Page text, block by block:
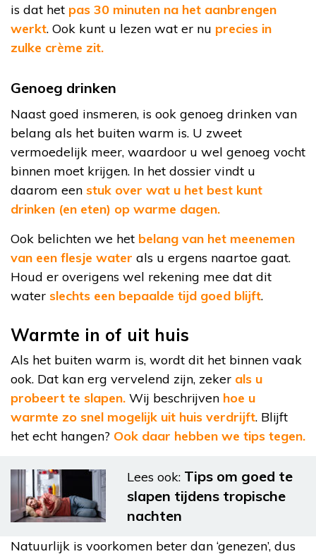
is dat het pas 30 minuten na het aanbrengen
werkt. Ook kunt u lezen wat er nu precies in
zulke crème zit.
Genoeg drinken
Naast goed insmeren, is ook genoeg drinken van
belang als het buiten warm is. U zweet
vermoedelijk meer, waardoor u wel genoeg vocht
binnen moet krijgen. In het dossier vindt u
daarom een stuk over wat u het best kunt
drinken (en eten) op warme dagen.
Ook belichten we het belang van het meenemen
van een flesje water als u ergens naartoe gaat.
Houd er overigens wel rekening mee dat dit
water slechts een bepaalde tijd goed blijft.
Warmte in of uit huis
Als het buiten warm is, wordt dit het binnen vaak
ook. Dat kan erg vervelend zijn, zeker als u
probeert te slapen. Wij beschrijven hoe u
warmte zo snel mogelijk uit huis verdrijft. Blijft
het echt hangen? Ook daar hebben we tips tegen.
Lees ook: Tips om goed te
slapen tijdens tropische
nachten
Natuurlijk is voorkomen beter dan ‘genezen’, dus